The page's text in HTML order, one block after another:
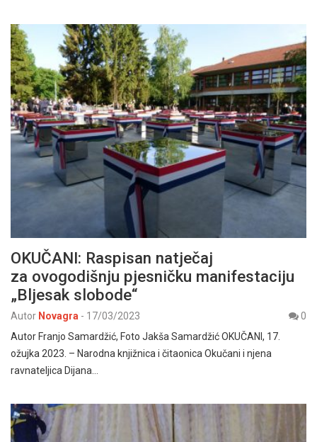
OKUČANI: Raspisan natječaj
za ovogodišnju pjesničku manifestaciju
„Bljesak slobode“
Autor Novagra - 17/03/2023
0
Autor Franjo Samardžić, Foto Jakša Samardžić OKUČANI, 17.
ožujka 2023. – Narodna knjižnica i čitaonica Okučani i njena
ravnateljica Dijana…